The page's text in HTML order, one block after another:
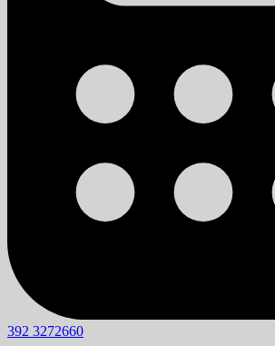
392 3272660